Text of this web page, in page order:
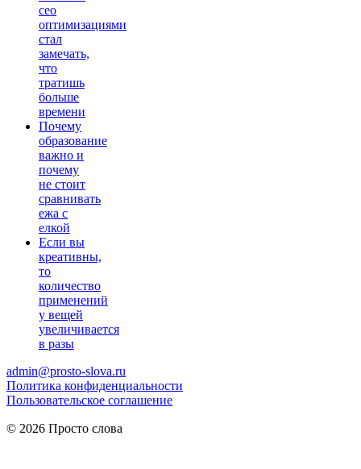
сео
оптимизациями
стал
замечать,
что
тратишь
больше
времени
Почему
образование
важно и
почему
не стоит
сравнивать
ежа с
елкой
Если вы
креативны,
то
количество
применений
у вещей
увеличивается
в разы
admin@prosto-slova.ru
Политика конфиденциальности
Пользовательское соглашение
© 2026 Просто слова